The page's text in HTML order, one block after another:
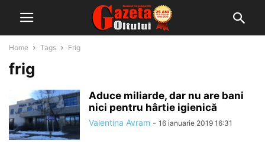
Home Tags Frig
frig
Aduce miliarde, dar nu are bani
nici pentru hârtie igienică
Valentina Avram - 16 ianuarie 2019 16:31